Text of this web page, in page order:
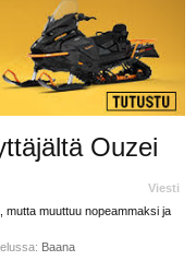
Ouzei
Viesti
mutta muuttuu nopeammaksi ja
Baana